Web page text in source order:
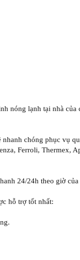
nóng lạnh tại nhà
chóng phục vụ
Ferroli, Thermex,
24/24h theo giờ
hỗ trợ tốt nhất: